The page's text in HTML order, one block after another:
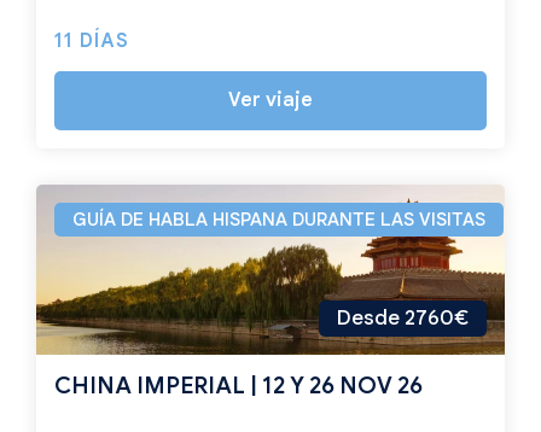
11 DÍAS
Ver viaje
Desde 2760€
GUÍA DE HABLA HISPANA DURANTE LAS VISITAS
CHINA IMPERIAL | 12 Y 26 NOV 26